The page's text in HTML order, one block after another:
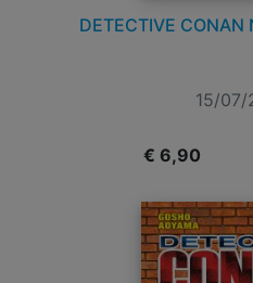
DETECTIVE CONAN
15/07/
€ 6,90